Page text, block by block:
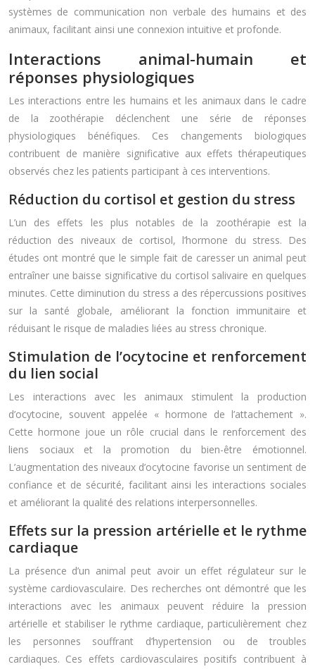
systèmes de communication non verbale des humains et des
animaux, facilitant ainsi une connexion intuitive et profonde.
Interactions animal-humain et
réponses physiologiques
Les interactions entre les humains et les animaux dans le cadre
de la zoothérapie déclenchent une série de réponses
physiologiques bénéfiques. Ces changements biologiques
contribuent de manière significative aux effets thérapeutiques
observés chez les patients participant à ces interventions.
Réduction du cortisol et gestion du stress
L’un des effets les plus notables de la zoothérapie est la
réduction des niveaux de cortisol, l’hormone du stress. Des
études ont montré que le simple fait de caresser un animal peut
entraîner une baisse significative du cortisol salivaire en quelques
minutes. Cette diminution du stress a des répercussions positives
sur la santé globale, améliorant la fonction immunitaire et
réduisant le risque de maladies liées au stress chronique.
Stimulation de l’ocytocine et renforcement
du lien social
Les interactions avec les animaux stimulent la production
d’ocytocine, souvent appelée « hormone de l’attachement ».
Cette hormone joue un rôle crucial dans le renforcement des
liens sociaux et la promotion du bien-être émotionnel.
L’augmentation des niveaux d’ocytocine favorise un sentiment de
confiance et de sécurité, facilitant ainsi les interactions sociales
et améliorant la qualité des relations interpersonnelles.
Effets sur la pression artérielle et le rythme
cardiaque
La présence d’un animal peut avoir un effet régulateur sur le
système cardiovasculaire. Des recherches ont démontré que les
interactions avec les animaux peuvent réduire la pression
artérielle et stabiliser le rythme cardiaque, particulièrement chez
les personnes souffrant d’hypertension ou de troubles
cardiaques. Ces effets cardiovasculaires positifs contribuent à